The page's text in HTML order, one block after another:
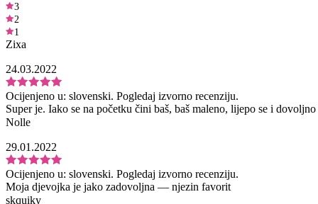
3
2
1
Zixa
24.03.2022
Ocijenjeno u: slovenski. Pogledaj izvorno recenziju.
Super je. Iako se na početku čini baš, baš maleno, lijepo se i
Nolle
29.01.2022
Ocijenjeno u: slovenski. Pogledaj izvorno recenziju.
Moja djevojka je jako zadovoljna — njezin favorit
skquiky